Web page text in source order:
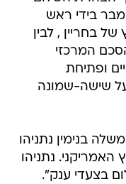
הלבן ב-15 בספטמבר בידי ראש
בחריין , לבין
המרכזי
ופתיחת
על שישה-שמונה
בנימין נתניהו
נתניהו
בצעדי ענק".